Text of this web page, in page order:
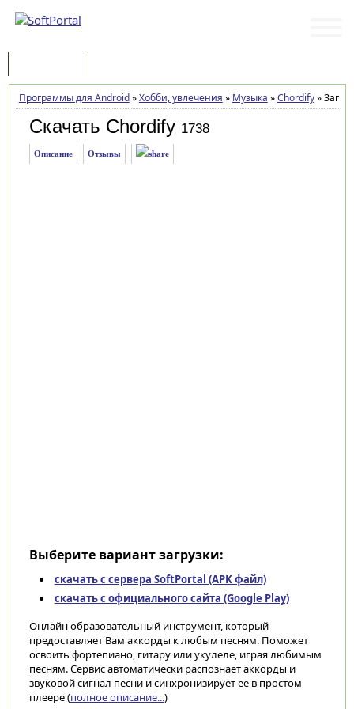
Программы для Android»Хобби, увлечения » Музыка »Chordify»
Скачать Chordify 1738
Описание Отзывы
Выберите вариант загрузки:
скачать с сервера SoftPortal (APK файл)
скачать с официального сайта (Google Play)
Онлайн образовательный инструмент, который
предоставляет Вам аккорды к любым песням. Поможет
освоить фортепиано, гитару или укулеле, играя любимым
песням. Сервис автоматически распознает аккорды и
звуковой сигнал песни и синхронизирует ее в простом
плеере (полное описание...)